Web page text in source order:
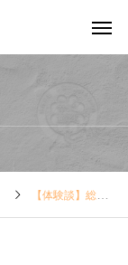
【体験談】総社市で外壁塗装の求人に応募して分かった！職人になるまでの意外な道のり